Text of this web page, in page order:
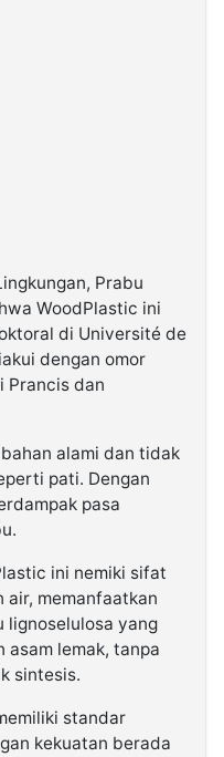
Prabu
WoodPlastic ini
di Université de
dengan omor
Prancis dan
alami dan tidak
pati. Dengan
pasa
ini nemiki sifat
memanfaatkan
lignoselulosa yang
asam lemak, tanpa
sintesis.
standar
kekuatan berada